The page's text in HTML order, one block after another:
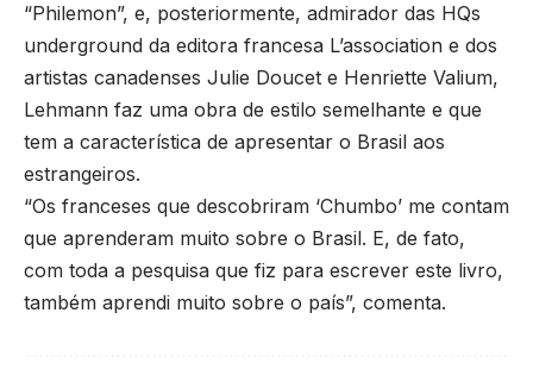
“Philemon”, e, posteriormente, admirador das HQs
underground da editora francesa L’association e dos
artistas canadenses Julie Doucet e Henriette Valium,
Lehmann faz uma obra de estilo semelhante e que
tem a característica de apresentar o Brasil aos
estrangeiros.
“Os franceses que descobriram ‘Chumbo’ me contam
que aprenderam muito sobre o Brasil. E, de fato,
com toda a pesquisa que fiz para escrever este livro,
também aprendi muito sobre o país”, comenta.